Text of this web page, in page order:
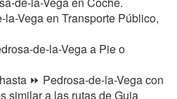
Vega en Transporte Público,
de-la-Vega a Pie o
⏩ Pedrosa-de-la-Vega con
similar a las rutas de Guia